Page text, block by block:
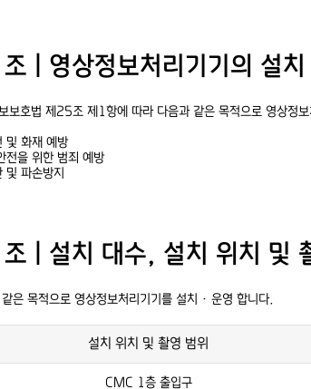
| 영상정보처리기기의 설
보호법 제25조 제1항에 따라 다음과 같은 목적으로 영상정
및 화재 예방
전을 위한 범죄 예방
및 파손방지
| 설치 대수, 설치 위치 및
은 목적으로 영상정보처리기기를 설치·운영 합니다.
설치 위치 및 촬영 범위
CMC 1층 출입구